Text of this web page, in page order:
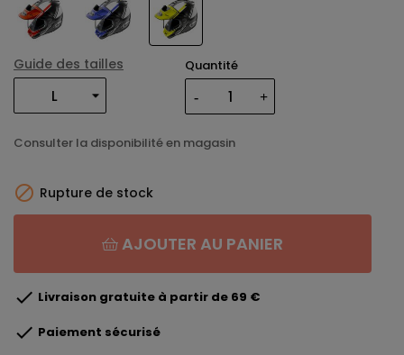
Guide des tailles Quantité
Consulter la disponibilité en magasin
 Rupture de stock
AJOUTER AU PANIER
 Livraison gratuite à partir de 69 €
 Paiement sécurisé